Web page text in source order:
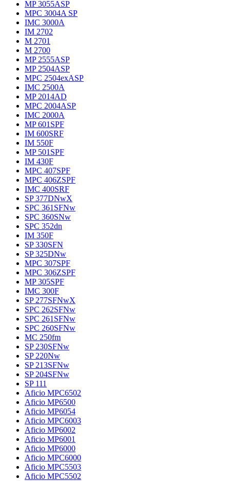
MP 3055ASP
MPC 3004A SP
IMC 3000A
IM 2702
M 2701
M 2700
MP 2555ASP
MP 2504ASP
MPC 2504exASP
IMC 2500A
MP 2014AD
MPC 2004ASP
IMC 2000A
MP 601SPF
IM 600SRF
IM 550F
MP 501SPF
IM 430F
MPC 407SPF
MPC 406ZSPF
IMC 400SRF
SP 377DNwX
SPC 361SFNw
SPC 360SNw
SPC 352dn
IM 350F
SP 330SFN
SP 325DNw
MPC 307SPF
MPC 306ZSPF
MP 305SPF
IMC 300F
SP 277SFNwX
SPC 262SFNw
SPC 261SFNw
SPC 260SFNw
MC 250fm
SP 230SFNw
SP 220Nw
SP 213SFNw
SP 204SFNw
SP 111
Aficio MPC6502
Aficio MP6500
Aficio MP6054
Aficio MPC6003
Aficio MP6002
Aficio MP6001
Aficio MP6000
Aficio MPC6000
Aficio MPC5503
Aficio MPC5502